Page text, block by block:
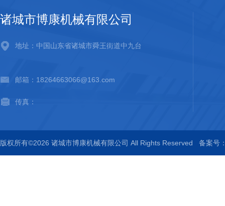
诸城市博康机械有限公司
地址：中国山东省诸城市舜王街道中九台
邮箱：18264663066@163.com
传真：
版权所有©2026 诸城市博康机械有限公司 All Rights Reserved 备案号